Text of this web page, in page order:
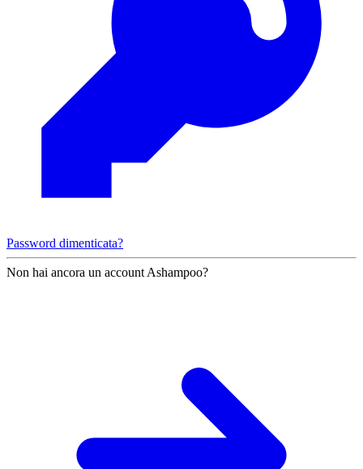
Password dimenticata?
Non hai ancora un account Ashampoo?